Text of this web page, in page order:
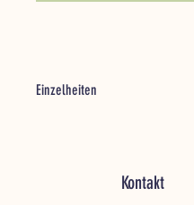
Einzelheiten
Kontakt